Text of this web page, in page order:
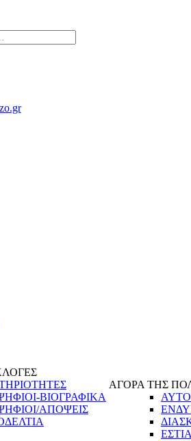
ΒΙΟΓΡΑΦΙΚΑ
ΑΠΟΨΕΙΣ
ΑΓΟΡΑ ΤΗΣ